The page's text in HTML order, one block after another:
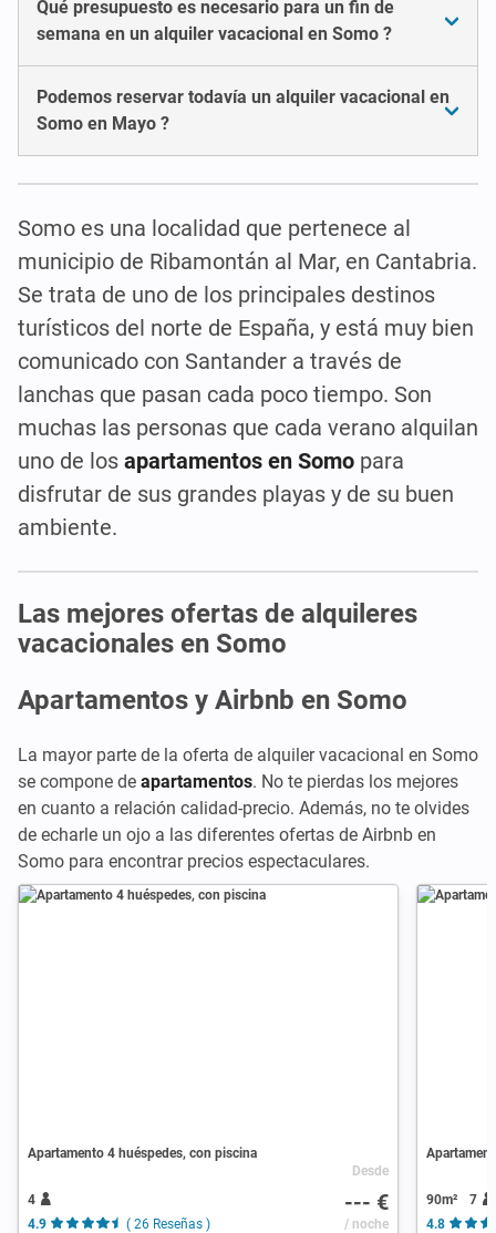
Qué presupuesto es necesario para un fin de
semana en un alquiler vacacional en Somo ?
Podemos reservar todavía un alquiler vacacional en
Somo en Mayo ?
Somo es una localidad que pertenece al
municipio de Ribamontán al Mar, en Cantabria.
Se trata de uno de los principales destinos
turísticos del norte de España, y está muy bien
comunicado con Santander a través de
lanchas que pasan cada poco tiempo. Son
muchas las personas que cada verano alquilan
uno de los apartamentos en Somo para
disfrutar de sus grandes playas y de su buen
ambiente.
Las mejores ofertas de alquileres
vacacionales en Somo
Apartamentos y Airbnb en Somo
La mayor parte de la oferta de alquiler vacacional en Somo
se compone de apartamentos. No te pierdas los mejores
en cuanto a relación calidad-precio. Además, no te olvides
de echarle un ojo a las diferentes ofertas de Airbnb en
Somo para encontrar precios espectaculares.
Apartamento 4 huéspedes, con piscina
4
4.9
( 26 Reseñas )
Desde
--- €
/ noche
90m²
7
4.8